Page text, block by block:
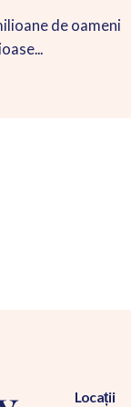
de oameni
Locații